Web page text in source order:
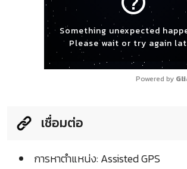
Something unexpected
Please wait or try again
Powered by
เชื่อมต่อ
การหาตำแหน่ง: Assisted GPS